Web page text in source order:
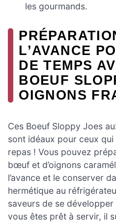
les gourmands.
L’AVANCE
DE TEMPS
BOEUF
OIGNONS
Ces Boeuf Sloppy Joes
sont idéaux pour ceux
repas ! Vous pouvez
bœuf et d’oignons
l’avance et le conserver
hermétique au
saveurs de se
vous êtes prêt à servir, il